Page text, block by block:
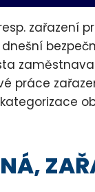
zařazení
práce